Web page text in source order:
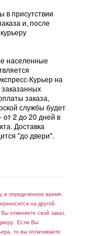
в присутствии
и, после
населенные
Курьер на
заказа,
службы будет
от 2 до 20 дней в
Доставка
"до двери".
в определенное время.
на другой
отменяете свой заказ,
Если Вы
то вы оплачиваете